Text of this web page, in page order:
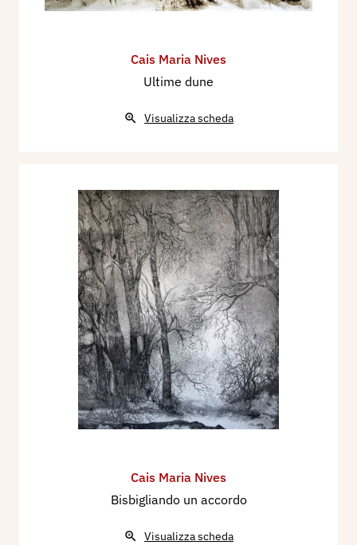
Cais Maria Nives
Ultime dune
Visualizza scheda
Cais Maria Nives
Bisbigliando un accordo
Visualizza scheda